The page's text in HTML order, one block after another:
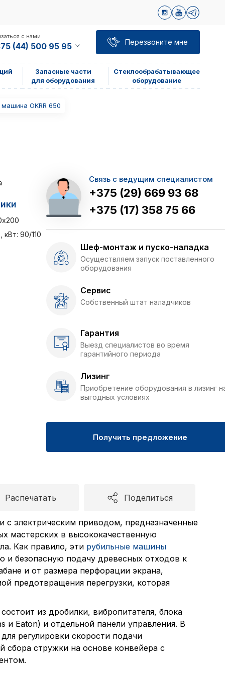
с нами
(44) 500 95 95 Перезвоните мне
Запасные части
для оборудования
Стеклообрабатывающее
оборудование
OKRR 650
90/110
Связь с ведущим специалистом
+375 (29) 669 93 68
+375 (17) 358 75 66
Шеф-монтаж и пуско-наладка
Осуществляем запуск поставленного
оборудования
Сервис
Собственный штат наладчиков
Гарантия
Выезд специалистов во время
гарантийного периода
Лизинг
Приобретение оборудования в лизинг
выгодных условиях
Получить предложение
Распечатать Поделиться
с электрическим приводом, предназначенные
мастерских в высококачественную
Как правило, эти рубильные машины
безопасную подачу древесных отходов к
и от размера перфорации экрана,
предотвращения перегрузки, которая
из дробилки, вибропитателя, блока
и Eaton) и отдельной панели управления. В
регулировки скорости подачи
сбора стружки на основе конвейера с